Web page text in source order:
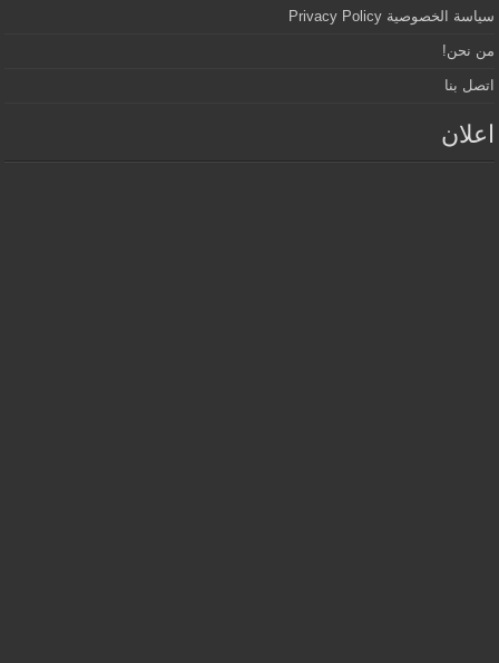
سياسة الخصوصية Privacy Policy
من نحن!
اتصل بنا
اعلان